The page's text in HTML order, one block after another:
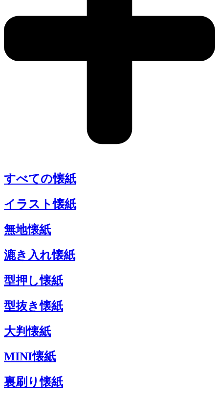
すべての懐紙
イラスト懐紙
無地懐紙
漉き入れ懐紙
型押し懐紙
型抜き懐紙
大判懐紙
MINI懐紙
裏刷り懐紙